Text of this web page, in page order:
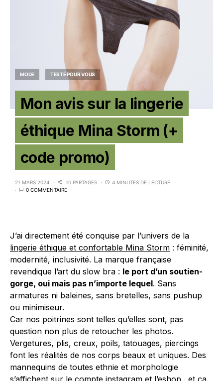
MODE TESTÉ POUR VOUS
Mon avis sur la lingerie
éthique Mina Storm (+
code promo)
21 MARS 2024 10 PARTAGES
4 MINUTES DE LECTURE
0 COMMENTAIRE
J’ai directement été conquise par l’univers de la
lingerie éthique et confortable Mina Storm : féminité,
modernité, inclusivité. La marque française
revendique l’art du slow bra : le port d’un soutien-
gorge, oui mais pas n’importe lequel. Sans
armatures ni baleines, sans bretelles, sans pushup
ou minimiseur.
Car nos poitrines sont telles qu’elles sont, pas
question non plus de retoucher les photos.
Vergetures, plis, creux, poils, tatouages, piercings
font les réalités de nos corps beaux et uniques. Des
mannequins de toutes ethnie et morphologie
s’affichent sur le compte instagram et l’eshop…et ça